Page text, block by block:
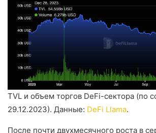
TVL и объем торгов DeFi-сектора (по
29.12.2023). Данные: DeFi Llama.
После почти двухмесячного роста в